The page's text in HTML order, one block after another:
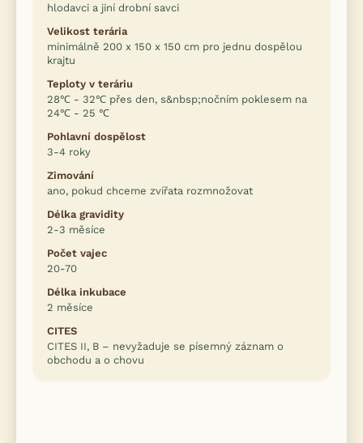
hlodavci a jiní drobní savci
Velikost terária
minimálně 200 x 150 x 150 cm pro jednu dospělou
krajtu
Teploty v teráriu
28℃ - 32℃ přes den, s&nbsp;nočním poklesem na
24℃ - 25 ℃
Pohlavní dospělost
3-4 roky
Zimování
ano, pokud chceme zvířata rozmnožovat
Délka gravidity
2-3 měsíce
Počet vajec
20-70
Délka inkubace
2 měsíce
CITES
CITES II, B – nevyžaduje se písemný záznam o
obchodu a o chovu